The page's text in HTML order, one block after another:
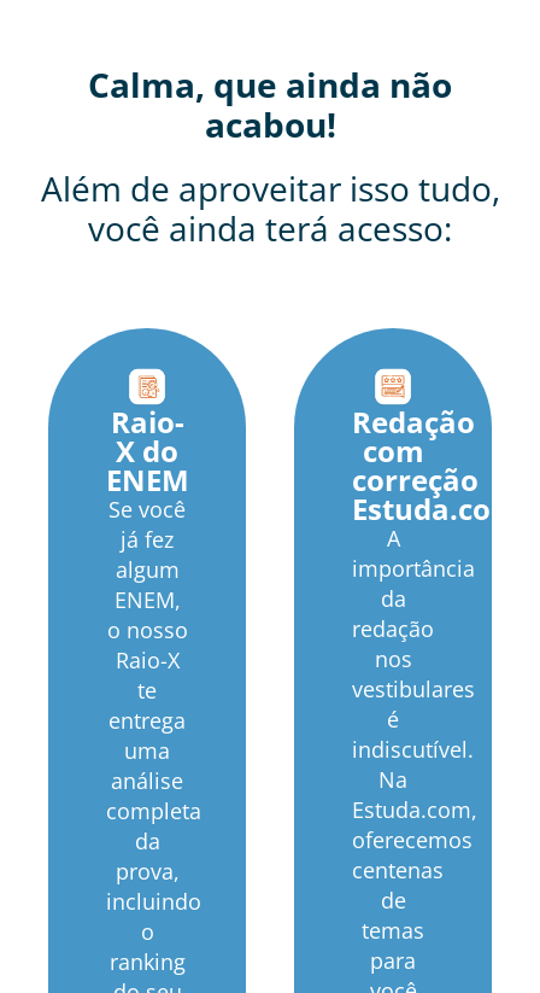
Calma, que ainda não
acabou!
Além de aproveitar isso tudo,
você ainda terá acesso:
Raio-
X do
ENEM
Se você
já fez
algum
ENEM,
o nosso
Raio-X
te
entrega
uma
análise
completa
da
prova,
incluindo
o
ranking
Redação
com
correção
Estuda.com
A
importância
da
redação
nos
vestibulares
é
indiscutível.
Na
Estuda.com,
oferecemos
centenas
de
temas
para